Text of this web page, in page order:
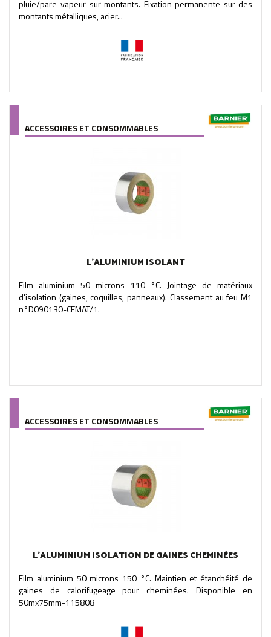
pluie/pare-vapeur sur montants. Fixation permanente sur des
montants métalliques, acier...
ACCESSOIRES ET CONSOMMABLES
L'ALUMINIUM ISOLANT
Film aluminium 50 microns 110 °C. Jointage de matériaux
d'isolation (gaines, coquilles, panneaux). Classement au feu M1
n°D090130-CEMAT/1.
ACCESSOIRES ET CONSOMMABLES
L'ALUMINIUM ISOLATION DE GAINES CHEMINÉES
Film aluminium 50 microns 150 °C. Maintien et étanchéité de
gaines de calorifugeage pour cheminées. Disponible en
50mx75mm-115808